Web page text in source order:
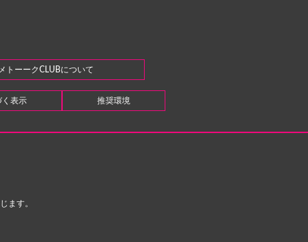
トーークCLUBについて
く表示 推奨環境
ます。